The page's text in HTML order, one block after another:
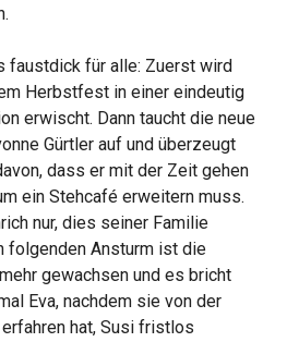
faustdick für alle: Zuerst wird
Herbstfest in einer eindeutig
erwischt. Dann taucht die neue
Gürtler auf und überzeugt
dass er mit der Zeit gehen
ein Stehcafé erweitern muss.
nur, dies seiner Familie
folgenden Ansturm ist die
gewachsen und es bricht
Eva, nachdem sie von der
hat, Susi fristlos